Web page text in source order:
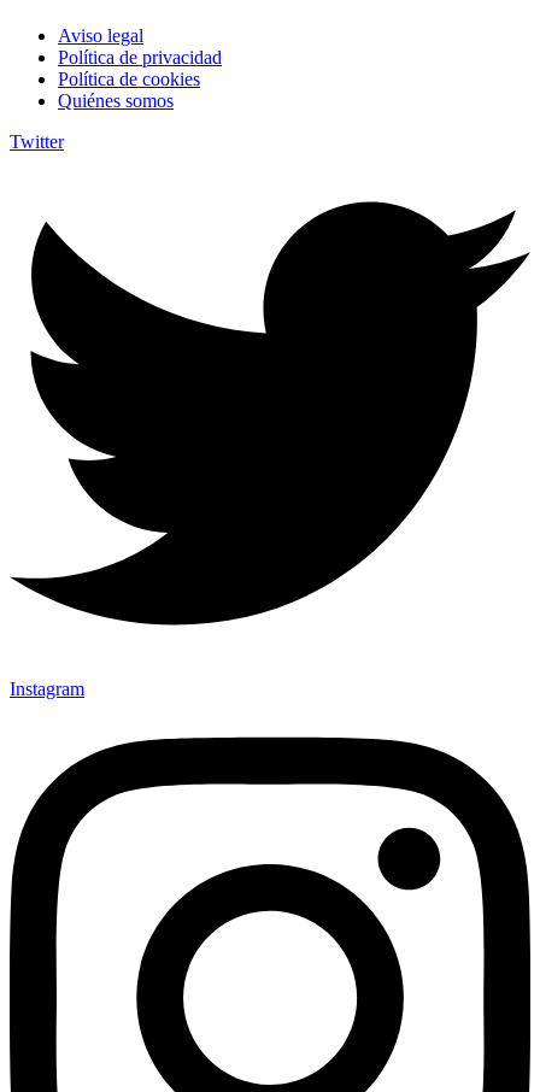
Aviso legal
Política de privacidad
Política de cookies
Quiénes somos
Twitter
Instagram